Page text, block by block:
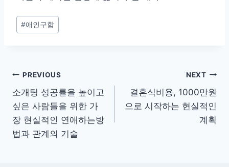
Post
Tags:
#애인구함
글
탐
색
PREVIOUS
소개팅 성공률을 높이고
싶은 사람들을 위한 가
장 현실적인 연애하는방
법과 관계의 기술
NEXT
결혼식비용, 1000만원
으로 시작하는 현실적인
계획